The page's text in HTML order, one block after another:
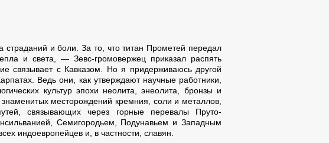
страданий и боли. За то, что титан Прометей передал
и света, — Зевс-громовержец приказал распять
связывает с Кавказом. Но я придерживаюсь другой
Ведь они, как утверждают научные работники,
культур эпохи неолита, энеолита, бронзы и
месторождений кремния, соли и металлов,
связывающих через горные перевалы Пруто-
Семигородьем, Подунавьем и Западным
индоевропейцев и, в частности, славян.